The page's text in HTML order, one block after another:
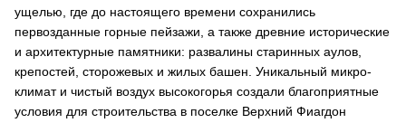
ущелью, где до настоящего времени сохранились
первозданные горные пейзажи, а также древние исторические
и архитектурные памятники: развалины старинных аулов,
крепостей, сторожевых и жилых башен. Уникальный микро-
климат и чистый воздух высокогорья создали благоприятные
условия для строительства в поселке Верхний Фиагдон